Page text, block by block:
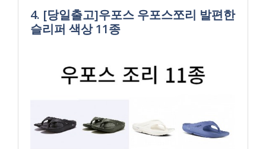
4. [당일출고]우포스 우포스쪼리 발편한
슬리퍼 색상 11종